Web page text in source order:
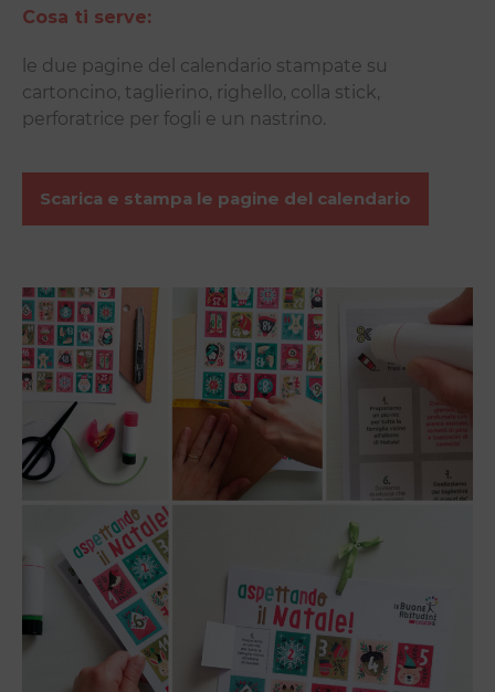
Cosa ti serve:
le due pagine del calendario stampate su
cartoncino, taglierino, righello, colla stick,
perforatrice per fogli e un nastrino.
Scarica e stampa le pagine del calendario